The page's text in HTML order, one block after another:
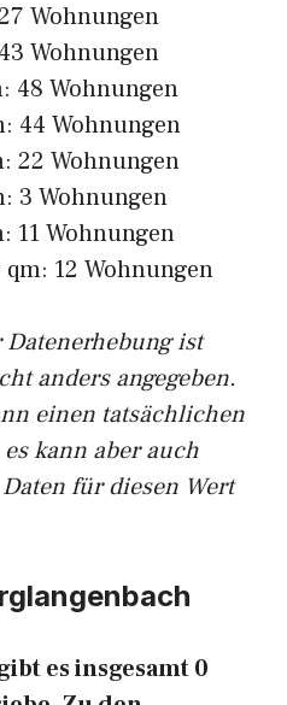
Wohnungen
Wohnungen
48 Wohnungen
44 Wohnungen
22 Wohnungen
3 Wohnungen
11 Wohnungen
12 Wohnungen
ist
anders angegeben.
einen tatsächlichen
kann aber auch
für diesen Wert
es insgesamt 0